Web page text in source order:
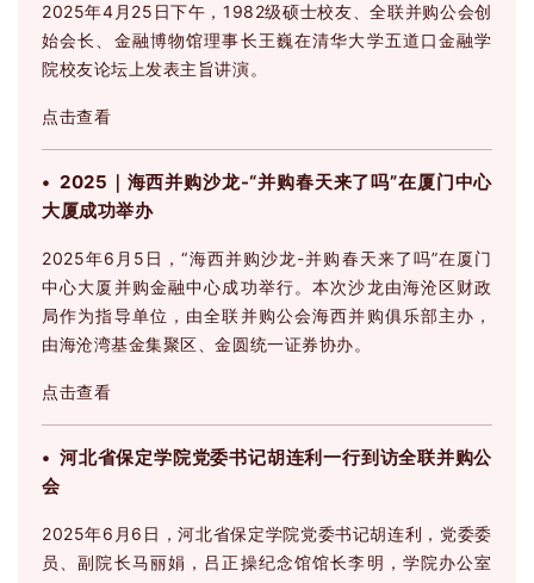
2025年4月25日下午，1982级硕士校友、全联并购公会创
始会长、金融博物馆理事长王巍在清华大学五道口金融学
院校友论坛上发表主旨讲演。
点击查看
• 2025｜海西并购沙龙-“并购春天来了吗”在厦门中心
大厦成功举办
2025年6月5日，“海西并购沙龙-并购春天来了吗”在厦门
中心大厦并购金融中心成功举行。本次沙龙由海沧区财政
局作为指导单位，由全联并购公会海西并购俱乐部主办，
由海沧湾基金集聚区、金圆统一证券协办。
点击查看
• 河北省保定学院党委书记胡连利一行到访全联并购公
会
2025年6月6日，河北省保定学院党委书记胡连利，党委委
员、副院长马丽娟，吕正操纪念馆馆长李明，学院办公室